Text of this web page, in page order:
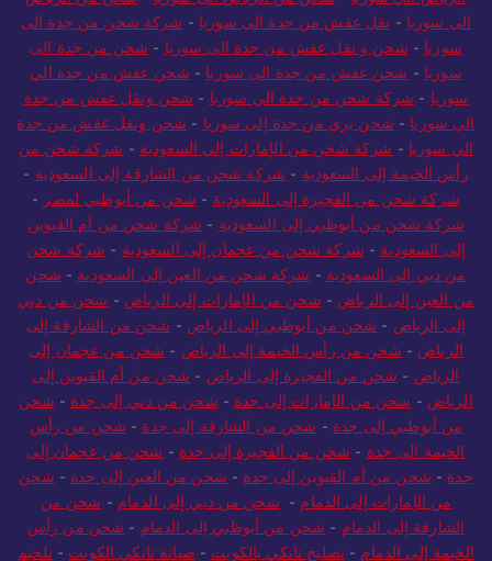
الى سوريا - نقل عفش من جدة الى سوريا - شركة شحن من جدة الى
سوريا - شحن و نقل عفش من جدة الى سوريا - شحن من جدة الى
سوريا - شحن عفش من جدة الى سوريا - شحن عفش من جدة الي
سوريا - شركة شحن من جدة الي سوريا - شحن ونقل عفش من جدة
الي سوريا - شحن بري من جدة إلى سوريا - شحن ونقل عفش من جدة
الي سوريا - شركة شحن من الإمارات إلى السعودية - شركة شحن من
رأس الخيمة إلى السعودية - شركة شحن من الشارقة إلى السعودية -
شركة شحن من الفجيرة إلى السعودية - شحن من أبوظبي لمصر -
شركة شحن من أبوظبي إلى السعودية - شركة شحن من أم القيوين
إلى السعودية - شركة شحن من عجمان إلى السعودية - شركة شحن
من دبي إلى السعودية - شركة شحن من العين إلى السعودية - شحن
من العين إلى الرياض - شحن من الإمارات إلى الرياض - شحن من دبي
إلى الرياض - شحن من أبوظبي إلى الرياض - شحن من الشارقة إلى
الرياض - شحن من رأس الخيمة إلى الرياض - شحن من عجمان إلى
الرياض - شحن من الفجيرة إلى الرياض - شحن من أم القيوين إلى
الرياض - شحن من الإمارات إلى جدة - شحن من دبي إلى جدة - شحن
من أبوظبي إلى جدة - شحن من الشارقة إلى جدة - شحن من رأس
الخيمة الى جدة - شحن من الفجيرة إلى جدة - شحن من عجمان إلى
جدة - شحن من أم القيوين إلى جدة - شحن من العين إلى جدة - شحن
من الإمارات إلى الدمام - شحن من دبي إلى الدمام - شحن من
الشارقة إلى الدمام - شحن من أبوظبي إلى الدمام - شحن من رأس
الخيمة إلى الدمام -تصليح تانكي بالكويت - صيانة تانكي الكويت -تلحيم